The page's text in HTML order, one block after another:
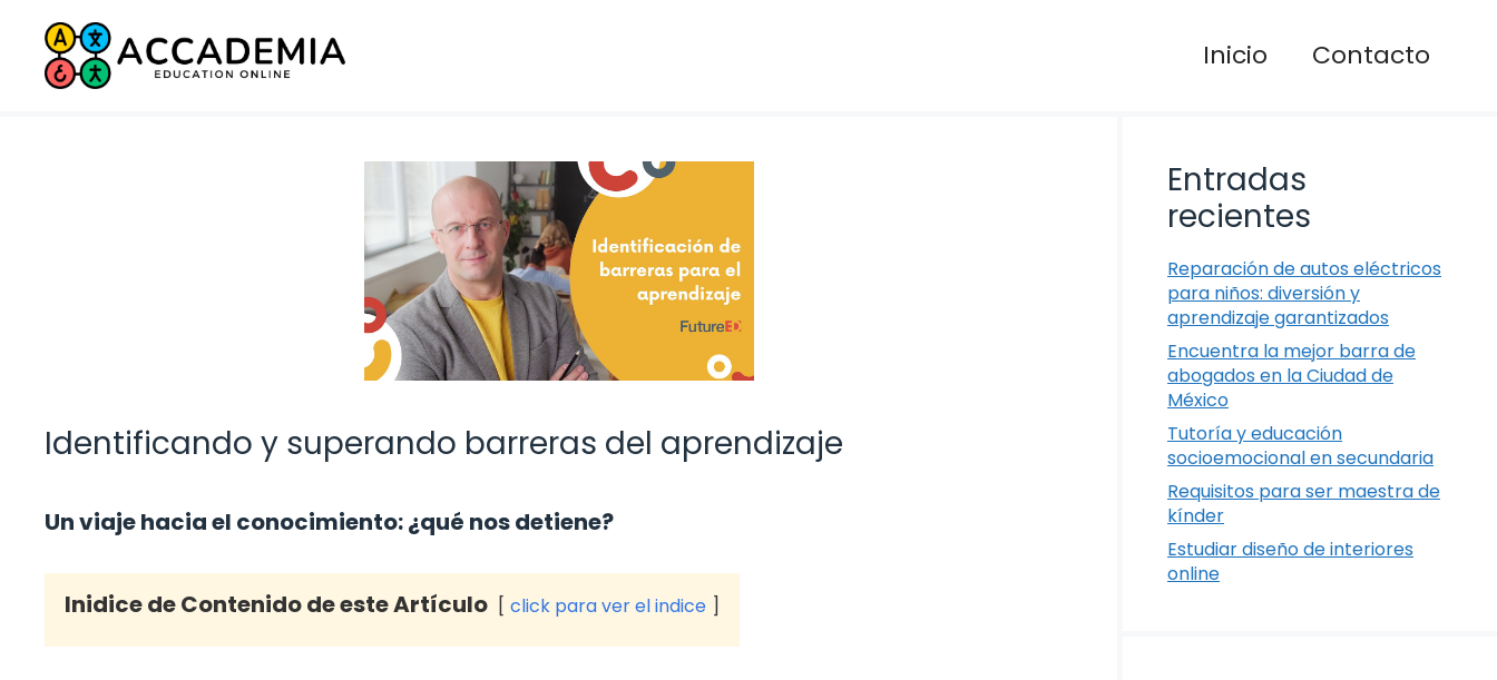
Saltar
contenido
Inicio Contacto
Identificando y superando barreras del aprendizaje
Un viaje hacia el conocimiento: ¿qué nos detiene?
Inidice de Contenido de este Artículo click para ver el indice
Entradas
recientes
Reparación de autos eléctricos
para niños: diversión y
aprendizaje garantizados
Encuentra la mejor barra de
abogados en la Ciudad de
México
Tutoría y educación
socioemocional en secundaria
Requisitos para ser maestra de
kínder
Estudiar diseño de interiores
online